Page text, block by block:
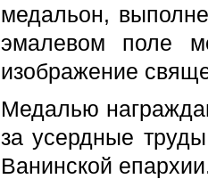
медальон,
эмалевом поле
изображение
Медалью
за усердные
Ванинской